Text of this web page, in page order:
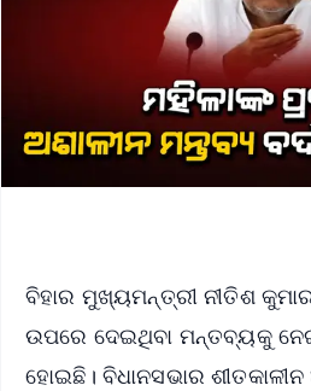
ବିହାର ମୁଖ୍ୟମନ୍ତ୍ରୀ ନୀତିଶ
ଉପରେ ଦେଇଥିବା ମନ୍ତବ୍ୟକୁ
ହୋଇଛି। ବିଧାନସଭାର